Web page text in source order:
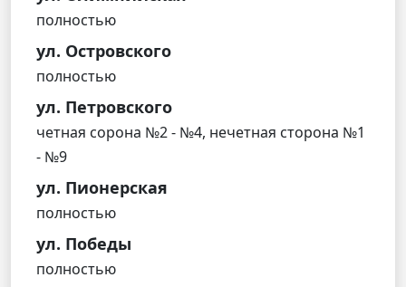
полностью
ул. Островского
полностью
ул. Петровского
четная сорона №2 - №4, нечетная сторона №1
- №9
ул. Пионерская
полностью
ул. Победы
полностью